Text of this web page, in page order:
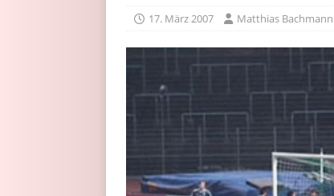
17. März 2007 Matthias Bachmann